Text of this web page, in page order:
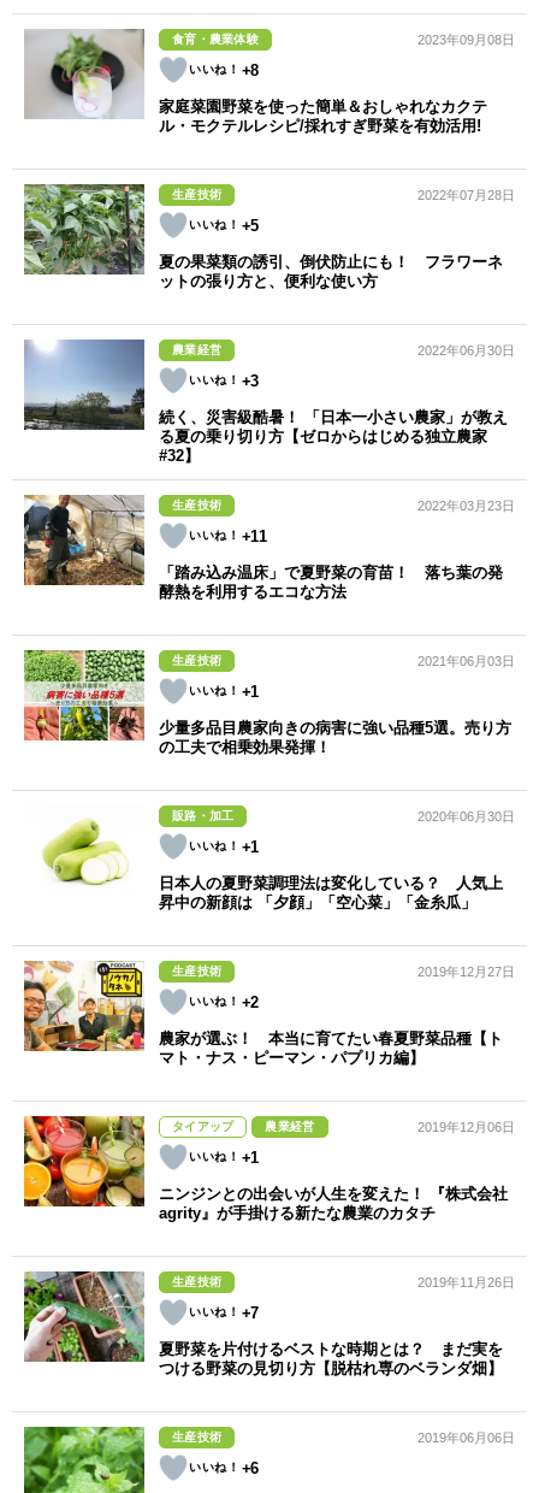
食育・農業体験
+8
2023年09月08日
家庭菜園野菜を使った簡単＆おしゃれなカクテ
ル・モクテルレシピ/採れすぎ野菜を有効活用!
生産技術
+5
2022年07月28日
夏の果菜類の誘引、倒伏防止にも！ フラワーネ
ットの張り方と、便利な使い方
農業経営
+3
2022年06月30日
続く、災害級酷暑！ 「日本一小さい農家」が教え
る夏の乗り切り方【ゼロからはじめる独立農家
#32】
生産技術
+11
2022年03月23日
「踏み込み温床」で夏野菜の育苗！ 落ち葉の発
酵熱を利用するエコな方法
生産技術
+1
2021年06月03日
少量多品目農家向きの病害に強い品種5選。売り方
の工夫で相乗効果発揮！
販路・加工
+1
2020年06月30日
日本人の夏野菜調理法は変化している？ 人気上
昇中の新顔は 「夕顔」「空心菜」「金糸瓜」
生産技術
+2
2019年12月27日
農家が選ぶ！ 本当に育てたい春夏野菜品種【ト
マト・ナス・ピーマン・パプリカ編】
タイアップ 農業経営
+1
2019年12月06日
ニンジンとの出会いが人生を変えた！ 『株式会社
agrity』が手掛ける新たな農業のカタチ
生産技術
+7
2019年11月26日
夏野菜を片付けるベストな時期とは？ まだ実を
つける野菜の見切り方【脱枯れ専のベランダ畑】
生産技術
+6
2019年06月06日